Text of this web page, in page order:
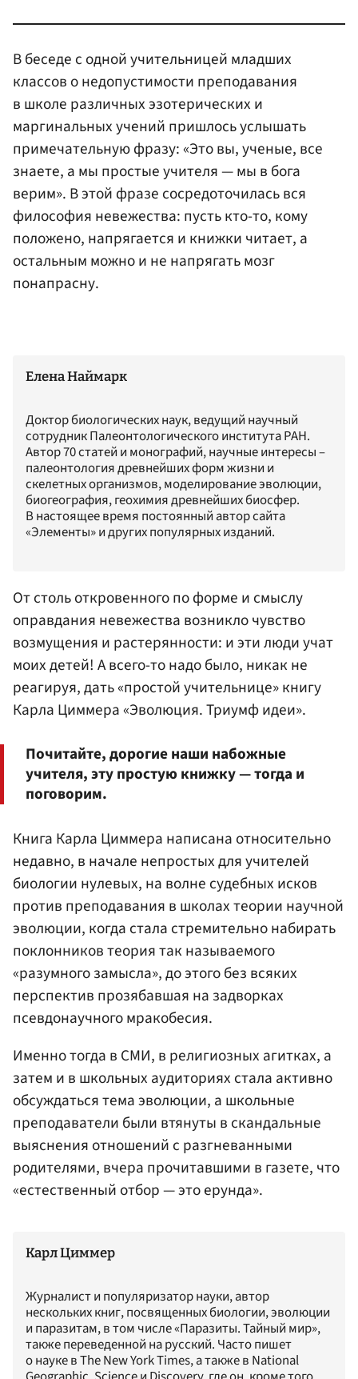
В беседе с одной учительницей младших
классов о недопустимости преподавания
в школе различных эзотерических и
маргинальных учений пришлось услышать
примечательную фразу: «Это вы, ученые, все
знаете, а мы простые учителя — мы в бога
верим». В этой фразе сосредоточилась вся
философия невежества: пусть кто-то, кому
положено, напрягается и книжки читает, а
остальным можно и не напрягать мозг
понапрасну.
Елена Наймарк
Доктор биологических наук, ведущий научный
сотрудник Палеонтологического института РАН.
Автор 70 статей и монографий, научные интересы –
палеонтология древнейших форм жизни и
скелетных организмов, моделирование эволюции,
биогеография, геохимия древнейших биосфер.
В настоящее время постоянный автор сайта
«Элементы» и других популярных изданий.
От столь откровенного по форме и смыслу
оправдания невежества возникло чувство
возмущения и растерянности: и эти люди учат
моих детей! А всего-то надо было, никак не
реагируя, дать «простой учительнице» книгу
Карла Циммера «Эволюция. Триумф идеи».
Почитайте, дорогие наши набожные
учителя, эту простую книжку — тогда и
поговорим.
Книга Карла Циммера написана относительно
недавно, в начале непростых для учителей
биологии нулевых, на волне судебных исков
против преподавания в школах теории научной
эволюции, когда стала стремительно набирать
поклонников теория так называемого
«разумного замысла», до этого без всяких
перспектив прозябавшая на задворках
псевдонаучного мракобесия.
Именно тогда в СМИ, в религиозных агитках, а
затем и в школьных аудиториях стала активно
обсуждаться тема эволюции, а школьные
преподаватели были втянуты в скандальные
выяснения отношений с разгневанными
родителями, вчера прочитавшими в газете, что
«естественный отбор — это ерунда».
Карл Циммер
Журналист и популяризатор науки, автор
нескольких книг, посвященных биологии, эволюции
и паразитам, в том числе «Паразиты. Тайный мир»,
также переведенной на русский. Часто пишет
о науке в The New York Times, а также в National